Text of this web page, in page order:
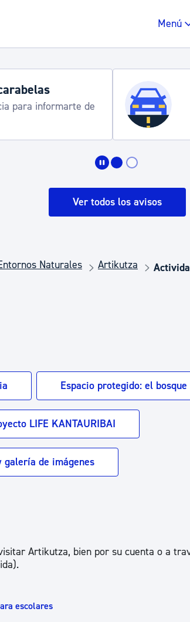
Menú
Tablón de
Ver todos los avisos
Naturales Artikutza
Espacio protegido: el
LIFE KANTAURIBAI
galería de imágenes
Artikutza, bien por su cuenta o a
escolares